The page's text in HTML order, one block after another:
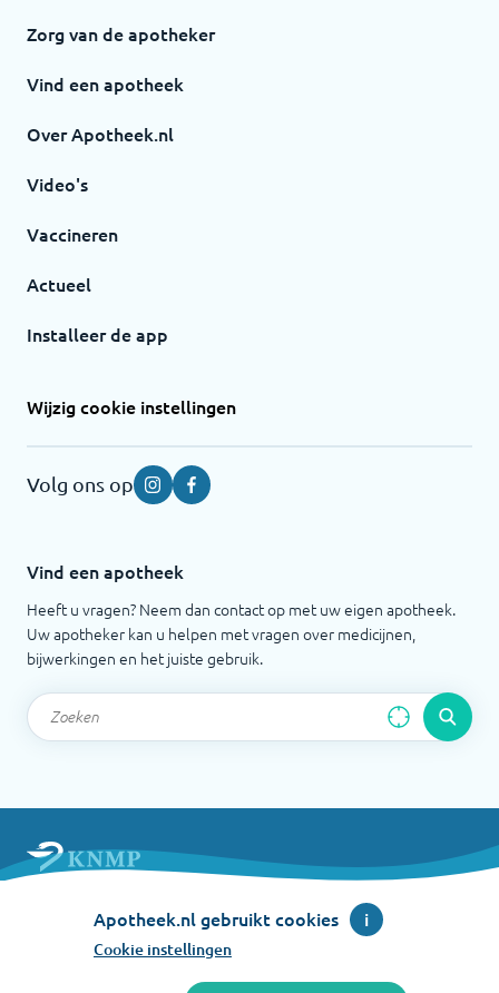
Zorg van de apotheker
Vind een apotheek
Over Apotheek.nl
Video's
Vaccineren
Actueel
Installeer de app
Wijzig cookie instellingen
Volg ons op InstagramFacebook
Vind een apotheek
Heeft u vragen? Neem dan contact op met uw eigen apotheek.
Uw apotheker kan u helpen met vragen over medicijnen,
bijwerkingen en het juiste gebruik.
Nederlandse Maatschappij ter bevordering der
Pharmacie
Apotheek.nl gebruikt cookies i
Cookie instellingen